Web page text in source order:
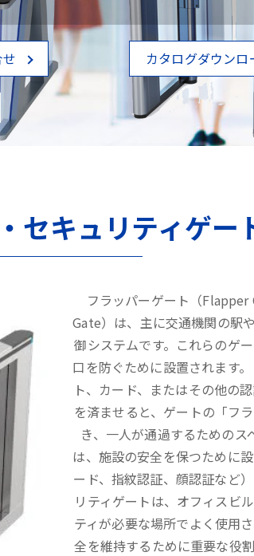
カタログダウンロ
セキュリティゲー
フラッパーゲート（
Gate）は、主に交通機関の駅
御システムです。これらのゲ
口を防ぐために設置されます
ト、カード、またはその他の
を済ませると、ゲートの「フ
き、一人が通過するためのス
は、施設の安全を保つために
ード、指紋認証、顔認証など
リティゲートは、オフィスビ
ティが必要な場所でよく使用
全を維持するために重要な役